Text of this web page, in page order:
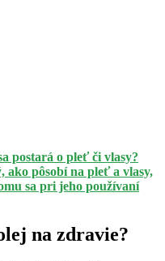
postará o pleť či vlasy?
ako pôsobí na pleť a vlasy,
sa pri jeho používaní
na zdravie?